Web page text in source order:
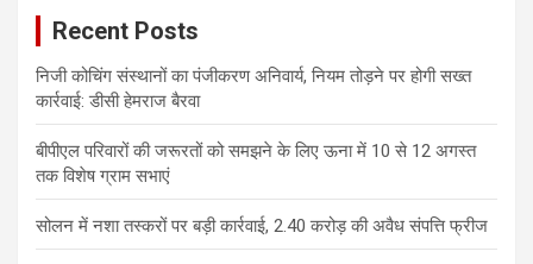
Recent Posts
निजी कोचिंग संस्थानों का पंजीकरण अनिवार्य, नियम तोड़ने पर होगी सख्त
कार्रवाई: डीसी हेमराज बैरवा
बीपीएल परिवारों की जरूरतों को समझने के लिए ऊना में 10 से 12 अगस्त
तक विशेष ग्राम सभाएं
सोलन में नशा तस्करों पर बड़ी कार्रवाई, 2.40 करोड़ की अवैध संपत्ति फ्रीज